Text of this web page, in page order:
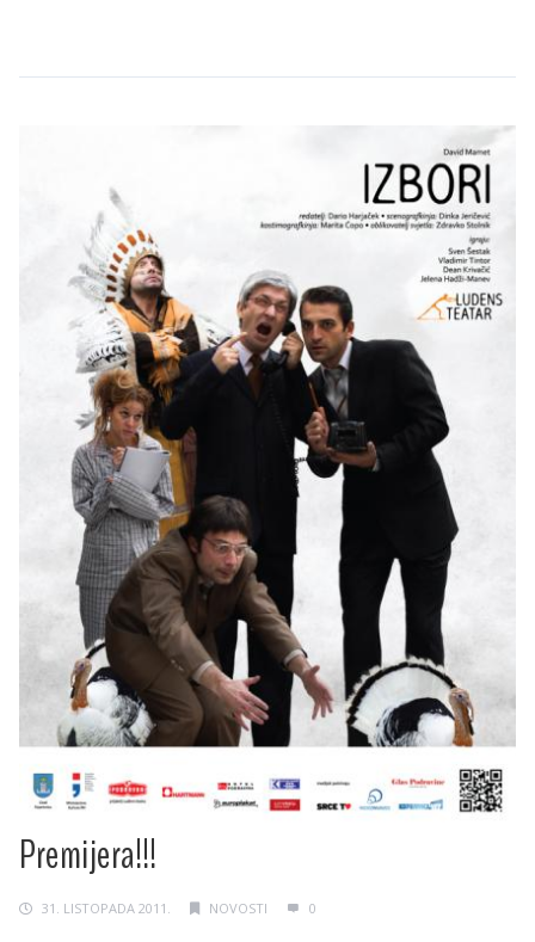
Premijera!!!
31. LISTOPADA 2011. NOVOSTI 0